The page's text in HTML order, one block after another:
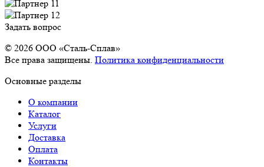
Задать вопрос
© 2026 OOO «Сталь-Сплав»
Все права защищены. Политика конфиденциальности
Основные разделы
О компании
Каталог
Услуги
Доставка
Оплата
Контакты